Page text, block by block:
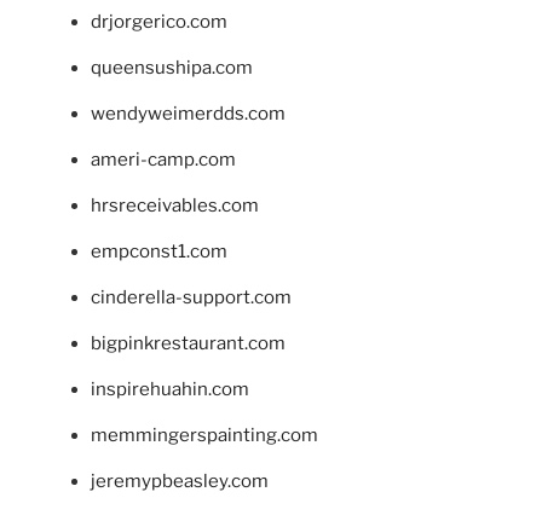
drjorgerico.com
queensushipa.com
wendyweimerdds.com
ameri-camp.com
hrsreceivables.com
empconst1.com
cinderella-support.com
bigpinkrestaurant.com
inspirehuahin.com
memmingerspainting.com
jeremypbeasley.com